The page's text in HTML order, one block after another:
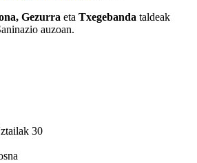
Gezurra eta Txegebanda taldeak
auzoan.
30